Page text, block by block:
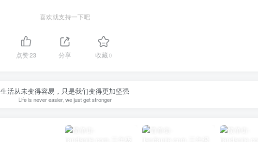
喜欢就支持一下吧
点赞23 分享 收藏0
生活从未变得容易，只是我们变得更加坚强
Life is never easier, we just get stronger